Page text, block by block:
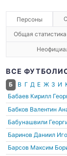
Персоны
Общая статистика
ВСЕ
Б В Г Д Е Ж З И
Бабаев Кирилл
Бабков Валентин
Бабунашвили
Баринов Даниил
Барсов Максим